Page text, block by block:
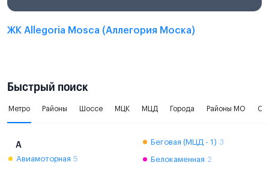
ЖК Allegoria Mosca (Аллегория Моска)
Быстрый поиск
Метро Районы Шоссе МЦК МЦД Города Районы МО
А
Авиамоторная 5
Беговая (МЦД - 1) 3
Белокаменная 2